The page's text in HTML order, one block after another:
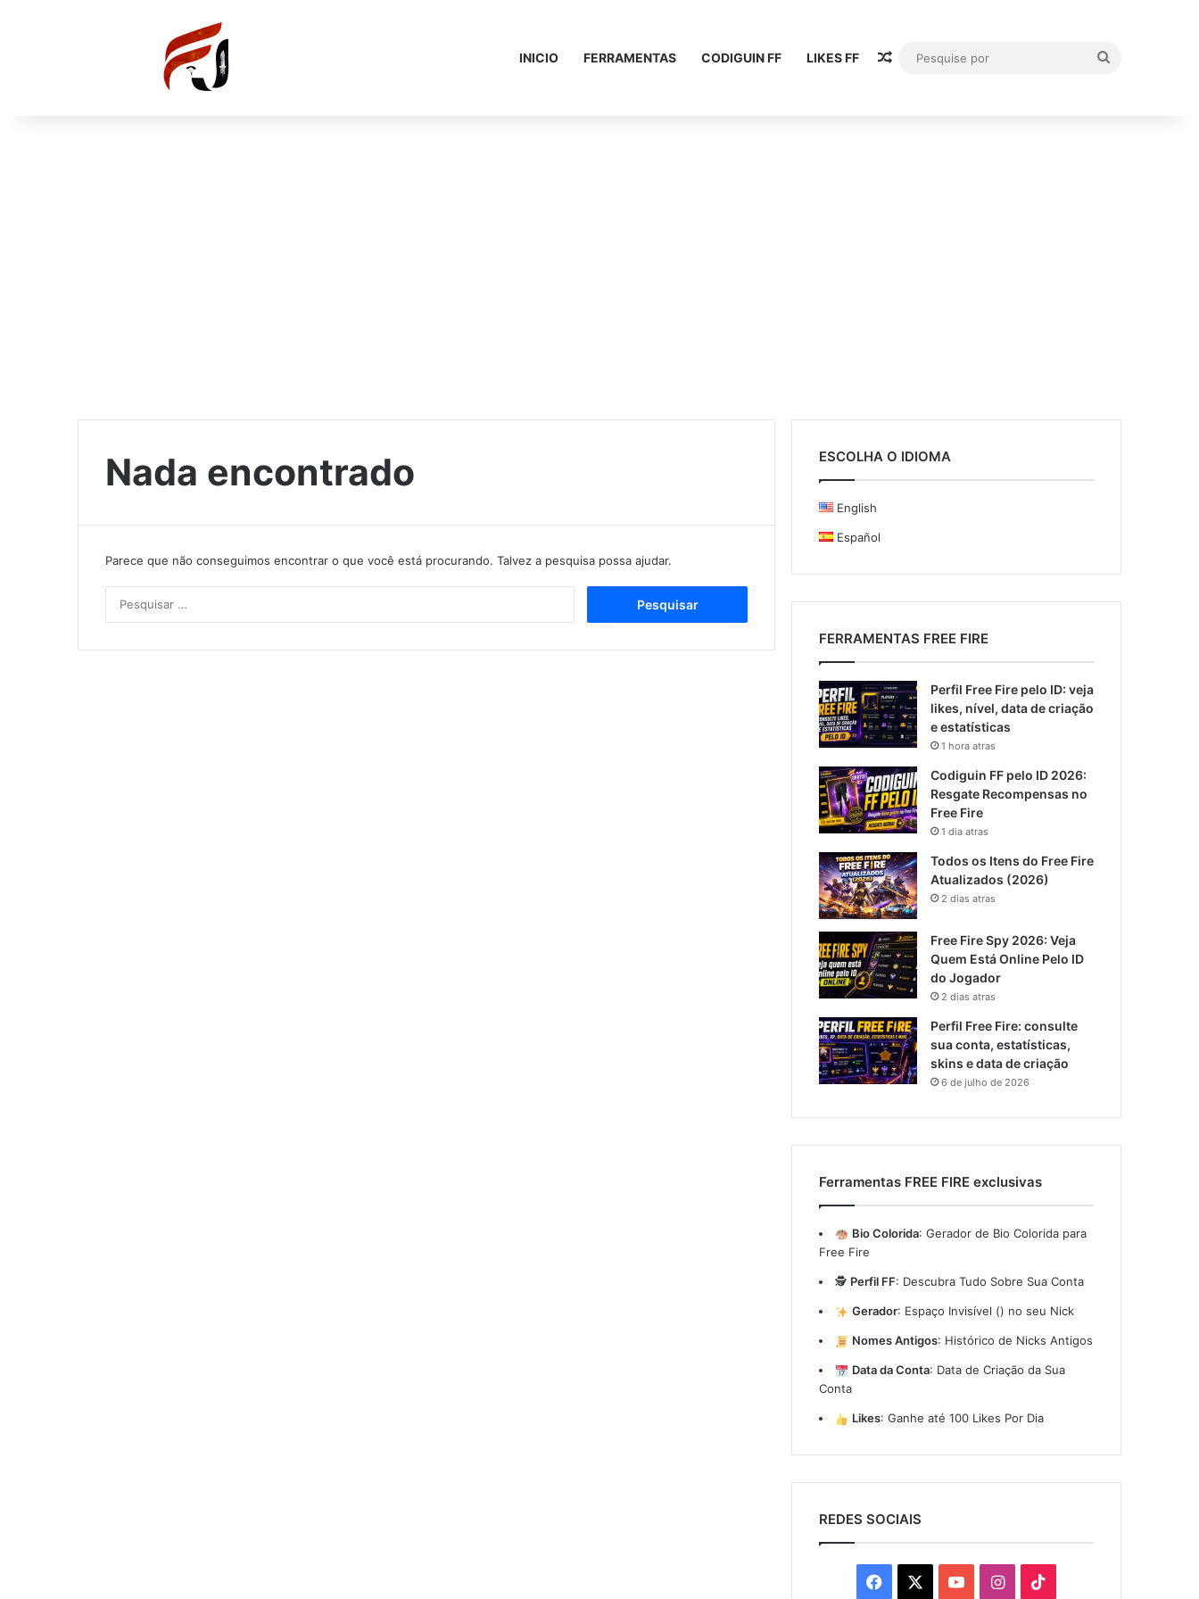
INICIO FERRAMENTAS CODIGUIN FF LIKES FF Artigo aleatório
Nada encontrado
Parece que não conseguimos encontrar o que você está procurando. Talvez a pesquisa possa ajudar.
ESCOLHA O IDIOMA
English
Español
FERRAMENTAS FREE FIRE
Perfil Free Fire pelo ID: veja
likes, nível, data de criação
e estatísticas
1 hora atras
Codiguin FF pelo ID 2026:
Resgate Recompensas no
Free Fire
1 dia atras
Todos os Itens do Free Fire
Atualizados (2026)
2 dias atras
Free Fire Spy 2026: Veja
Quem Está Online Pelo ID
do Jogador
2 dias atras
Perfil Free Fire: consulte
sua conta, estatísticas,
skins e data de criação
6 de julho de 2026
Ferramentas FREE FIRE exclusivas
Bio Colorida: Gerador de Bio Colorida para
Free Fire
🕵️ Perfil FF: Descubra Tudo Sobre Sua Conta
Gerador: Espaço Invisível (ㅤ) no seu Nick
Nomes Antigos: Histórico de Nicks Antigos
Data da Conta: Data de Criação da Sua
Conta
Likes: Ganhe até 100 Likes Por Dia
REDES SOCIAIS
Facebook YouTubeInstagram